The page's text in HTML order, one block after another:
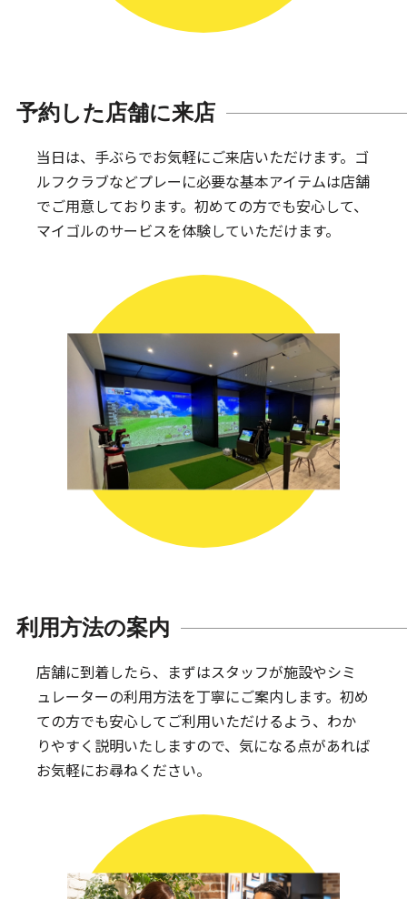
予約した店舗に来店
当日は、手ぶらでお気軽にご来店いただけます。 ゴ
ルフクラブなどプレーに必要な基本アイテムは店舗
でご用意しております。初めての方でも安心して、
マイゴルのサービスを体験していただけます。
利用方法の案内
店舗に到着したら、まずはスタッフが施設やシミ
ュレーターの利用方法を丁寧にご案内します。初め
ての方でも安心してご利用いただけるよう、わか
りやすく説明いたしますので、気になる点があれば
お気軽にお尋ねください。